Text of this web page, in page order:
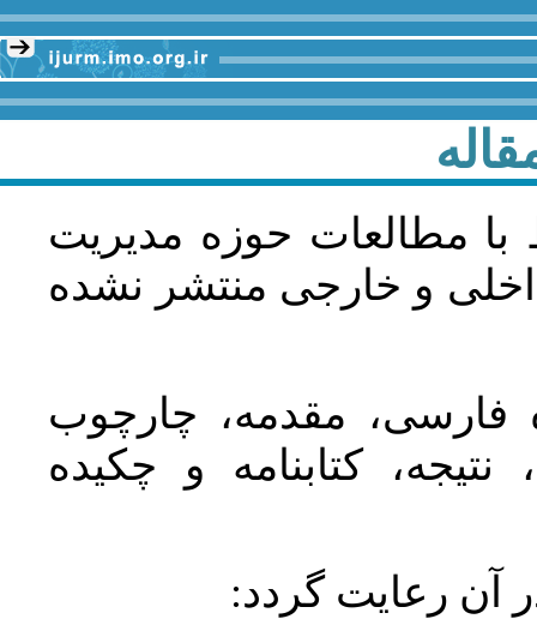
با مطالعات حوزه مديريت
و خارجی منتشر نشده
فارسی، مقدمه، چارچوب
کتابنامه و چکیده
آن رعايت گردد: